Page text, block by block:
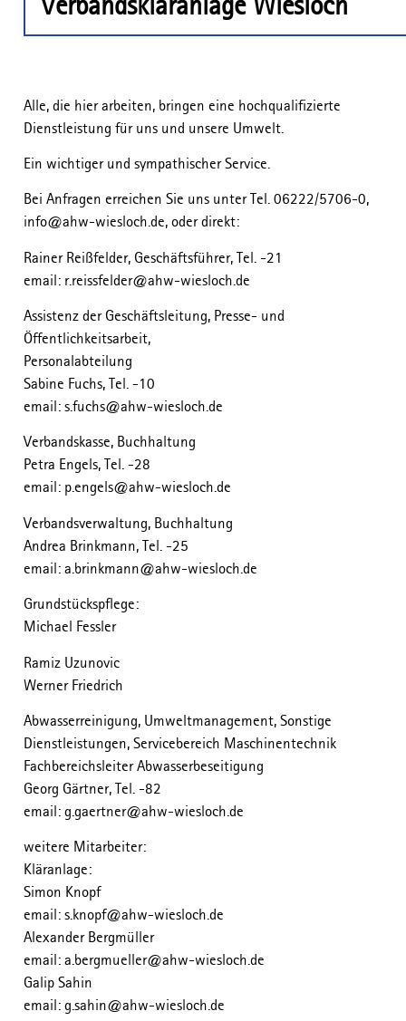
Alle, die hier arbeiten, bringen eine hochqualifizierte
Dienstleistung für uns und unsere Umwelt.
Ein wichtiger und sympathischer Service.
Bei Anfragen erreichen Sie uns unter Tel. 06222/5706-0,
info@ahw-wiesloch.de, oder direkt:
Rainer Reißfelder, Geschäftsführer, Tel. -21
email: r.reissfelder@ahw-wiesloch.de
Assistenz der Geschäftsleitung, Presse- und
Öffentlichkeitsarbeit,
Personalabteilung
Sabine Fuchs, Tel. -10
email: s.fuchs@ahw-wiesloch.de
Verbandskasse, Buchhaltung
Petra Engels, Tel. -28
email: p.engels@ahw-wiesloch.de
Verbandsverwaltung, Buchhaltung
Andrea Brinkmann, Tel. -25
email: a.brinkmann@ahw-wiesloch.de
Grundstückspflege:
Michael Fessler
Ramiz Uzunovic
Werner Friedrich
Abwasserreinigung, Umweltmanagement, Sonstige
Dienstleistungen, Servicebereich Maschinentechnik
Fachbereichsleiter Abwasserbeseitigung
Georg Gärtner, Tel. -82
email: g.gaertner@ahw-wiesloch.de
weitere Mitarbeiter:
Kläranlage:
Simon Knopf
email: s.knopf@ahw-wiesloch.de
Alexander Bergmüller
email: a.bergmueller@ahw-wiesloch.de
Galip Sahin
email: g.sahin@ahw-wiesloch.de